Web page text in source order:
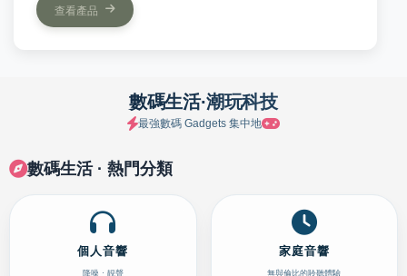
查看產品
數碼生活·潮玩科技
最強數碼 Gadgets 集中地
數碼生活 · 熱門分類
個人音響
降噪 · 靚聲
家庭音響
無與倫比的聆聽體驗